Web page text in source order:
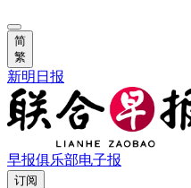
简
繁
新明日报
早报俱乐部电子报
订阅